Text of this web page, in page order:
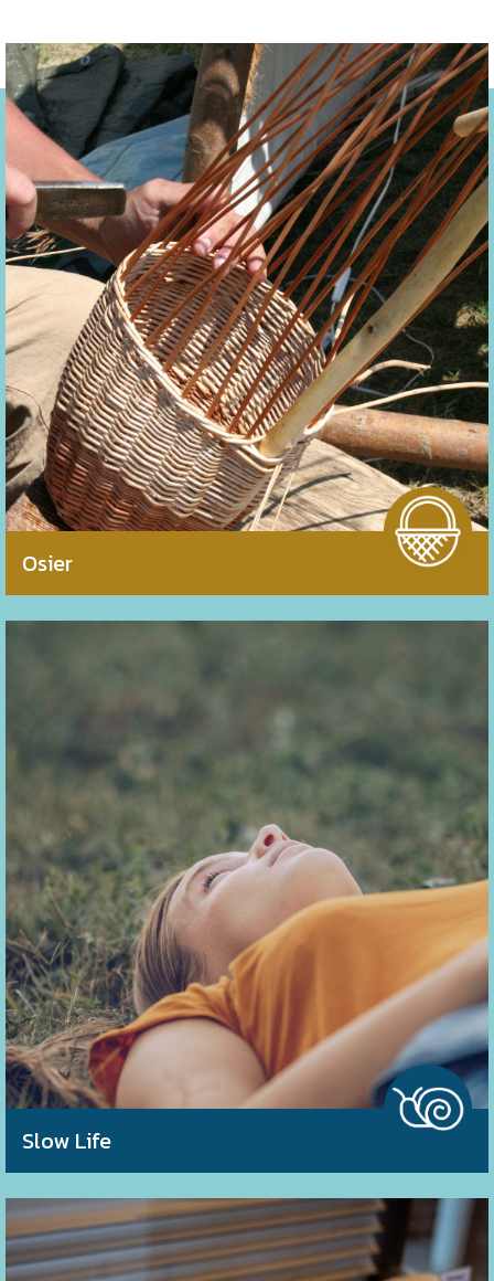
Osier
Formation aux techniques de vannerie fine ou d’extérieur
et à l’osiériculture : production d’osier, récolte et tri des
matières premières
Animations en vannerie lors d’évènements et organisation
d'ateliers tout-public
Création d’une plateforme de localisation des vanniers,
des ateliers et formations, des points de vente etc.
Création de nouvelles oseraies et valorisation des essais
existants sur l’évaluation de variétés vannières
Slow Life
différentes tâches
Sensibilisation et promotion du vélo, mise en place
d’outils, ramassage scolaire
Création de réseaux de promenades sur le thème de la
déconnexion
Promotion du jeu auprès des citoyens et des collectivités,
formation d’animateur de jeux de société
Slow life festival : organisation et promotion
Identification et soutien des cultures/élevages répondant